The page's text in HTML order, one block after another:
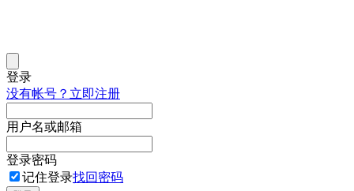
登录
没有帐号？立即注册
用户名或邮箱
登录密码
记住登录找回密码